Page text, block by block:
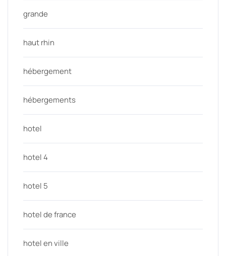
grande
haut rhin
hébergement
hébergements
hotel
hotel 4
hotel 5
hotel de france
hotel en ville